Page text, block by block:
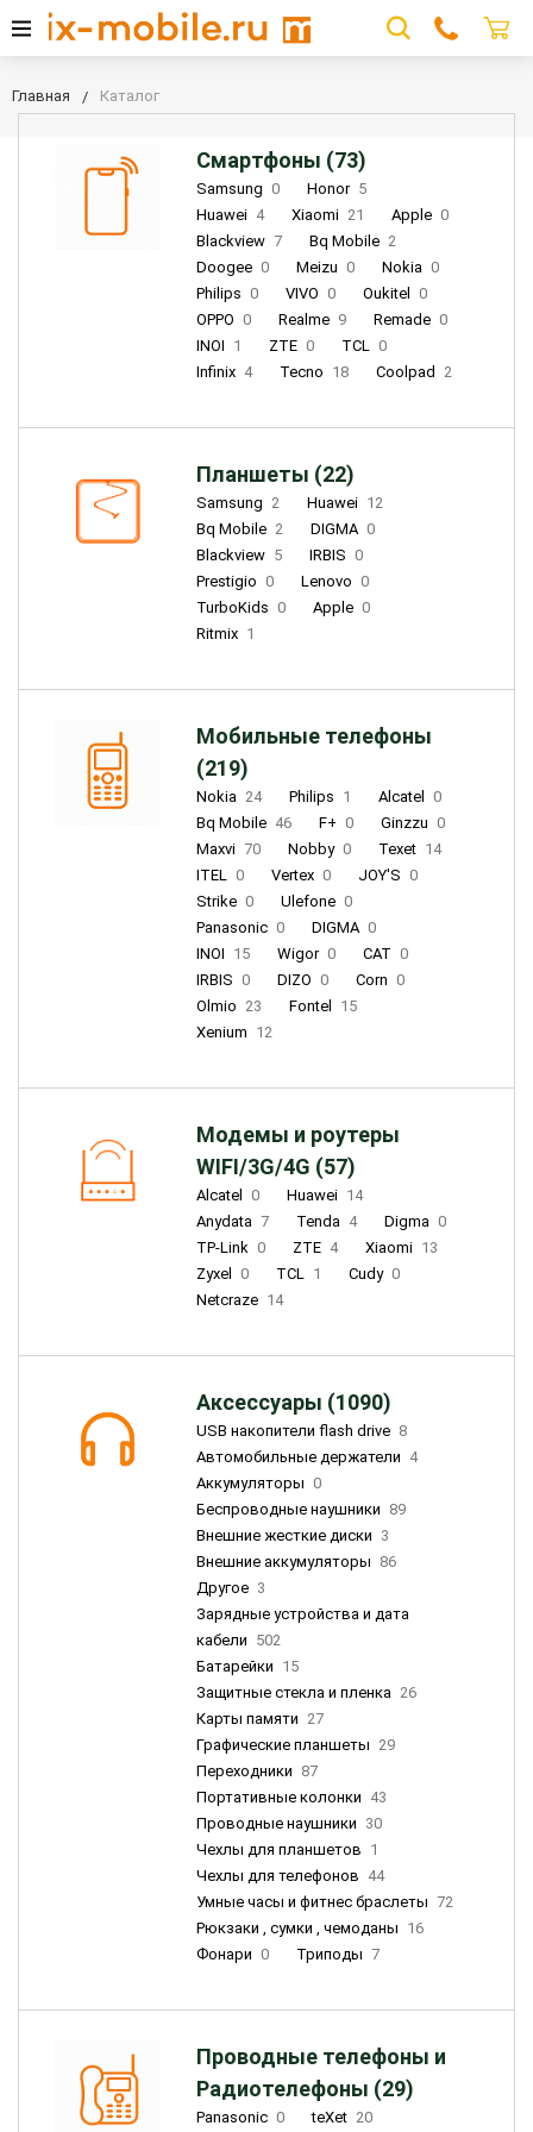
Главная Каталог
Смартфоны (73)
Samsung 0 Honor 5
Huawei 4 Xiaomi 21 Apple 0
Blackview 7 Bq Mobile 2
Doogee 0 Meizu 0 Nokia 0
Philips 0 VIVO 0 Oukitel
0
OPPO 0 Realme 9 Remade 0
INOI 1 ZTE 0 TCL 0
Infinix 4 Tecno 18 Coolpad 2
Планшеты (22)
Samsung 2 Huawei 12
Bq Mobile 2 DIGMA 0
Blackview 5 IRBIS 0
Prestigio 0 Lenovo 0
TurboKids 0 Apple 0
Ritmix 1
Мобильные телефоны
(219)
Nokia 24 Philips 1 Alcatel
0
Bq Mobile 46 F+ 0 Ginzzu 0
Maxvi 70 Nobby 0 Texet 14
ITEL 0 Vertex 0 JOY'S 0
Strike 0 Ulefone 0
Panasonic 0 DIGMA 0
INOI 15 Wigor 0 CAT 0
IRBIS 0 DIZO 0 Corn 0
Olmio 23 Fontel
15
Xenium 12
Модемы и роутеры
WIFI/3G/4G (57)
Alcatel 0 Huawei 14
Anydata 7 Tenda 4 Digma 0
TP-Link 0 ZTE 4 Xiaomi 13
Zyxel
0 TCL 1 Cudy 0
Netcraze 14
Аксессуары (1090)
USB накопители flash drive 8
Автомобильные держатели 4
Аккумуляторы 0
Беспроводные наушники 89
Внешние жесткие диски 3
Внешние аккумуляторы 86
Другое 3
Зарядные устройства и дата
кабели 502
Батарейки 15
Защитные стекла и пленка 26
Карты памяти 27
Графические планшеты 29
Переходники 87
Портативные колонки 43
Проводные наушники 30
Чехлы для планшетов 1
Чехлы для телефонов 44
Умные часы и фитнес браслеты 72
Рюкзаки , сумки , чемоданы 16
Фонари 0 Триподы 7
Проводные телефоны и
Радиотелефоны (29)
Panasonic 0 teXet 20